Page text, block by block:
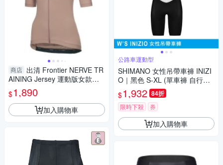
商店 出清 Frontier NERVE TR
AINING Jersey 運動版女款車
衣 (珊瑚粉)
$1,890
加入購物車
公路車運動型
SHIMANO 女性吊帶車褲 INIZI
O｜黑色 S-XL (單車褲 自行車
褲 公路車褲 吊帶褲)
$1,932 84折
限時下殺 券
加入購物車